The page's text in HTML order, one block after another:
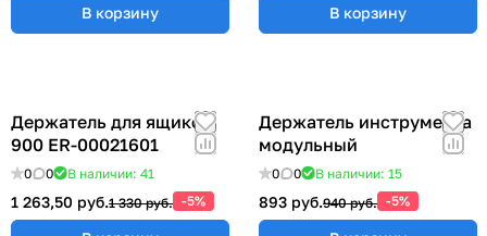
В корзину В корзину
Держатель для ящиков
900 ER-00021601
0 0 В наличии: 41
1 263,50 руб.1 330 руб. -5%
Держатель инструмента
модульный
0 0 В наличии: 15
893 руб.940 руб. -5%